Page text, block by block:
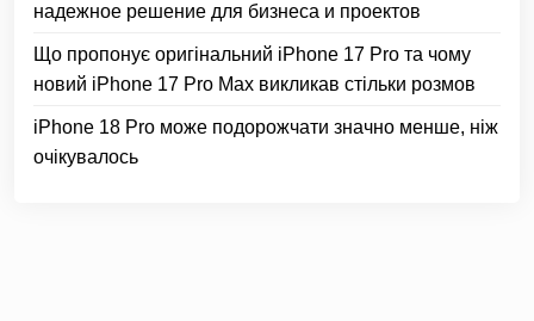
надежное решение для бизнеса и проектов
Що пропонує оригінальний iPhone 17 Pro та чому
новий iPhone 17 Pro Max викликав стільки розмов
iPhone 18 Pro може подорожчати значно менше, ніж
очікувалось